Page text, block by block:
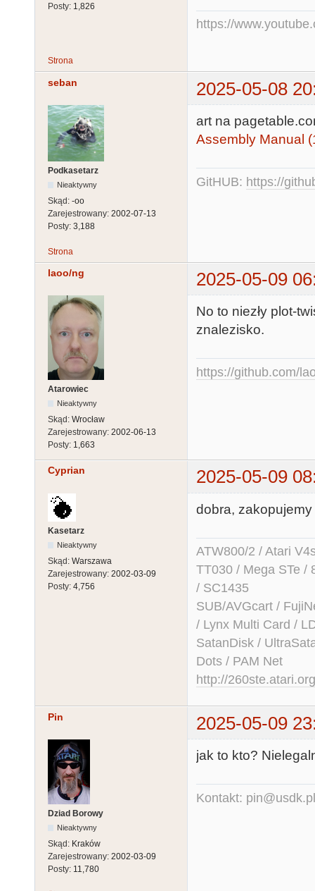
Posty: 1,826
https://
Strona
seban 2025-05-08
Podkasetarz
Nieaktywny
Skąd: -oo
Zarejestrowany: 2002-07-13
Posty: 3,188
art na
Assembly Manual
GitHUB: https://
Strona
laoo/ng 2025-05-09
Atarowiec
Nieaktywny
Skąd: Wrocław
Zarejestrowany: 2002-06-13
Posty: 1,663
No to niezły plot-
znalezisko.
https://github.com/
Cyprian 2025-05-09
Kasetarz
Nieaktywny
Skąd: Warszawa
Zarejestrowany: 2002-03-09
Posty: 4,756
dobra,
ATW800/2 / Atari
TT030 / Mega STe /
/ SC1435
SUB/AVGcart /
/ Lynx Multi Card /
SatanDisk /
Dots / PAM Net
http://260ste.atari.org
Pin 2025-05-09
Dziad Borowy
Nieaktywny
Skąd: Kraków
Zarejestrowany: 2002-03-09
Posty: 11,780
jak to kto?
Kontakt: pin@usdk.pl